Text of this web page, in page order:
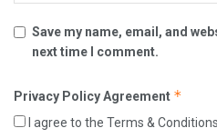
Save my name, email, and
next time I comment.
Privacy Policy Agreement *
I agree to the Terms &